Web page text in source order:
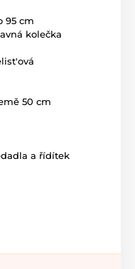
95 cm
kolečka
50 cm
a řídítek